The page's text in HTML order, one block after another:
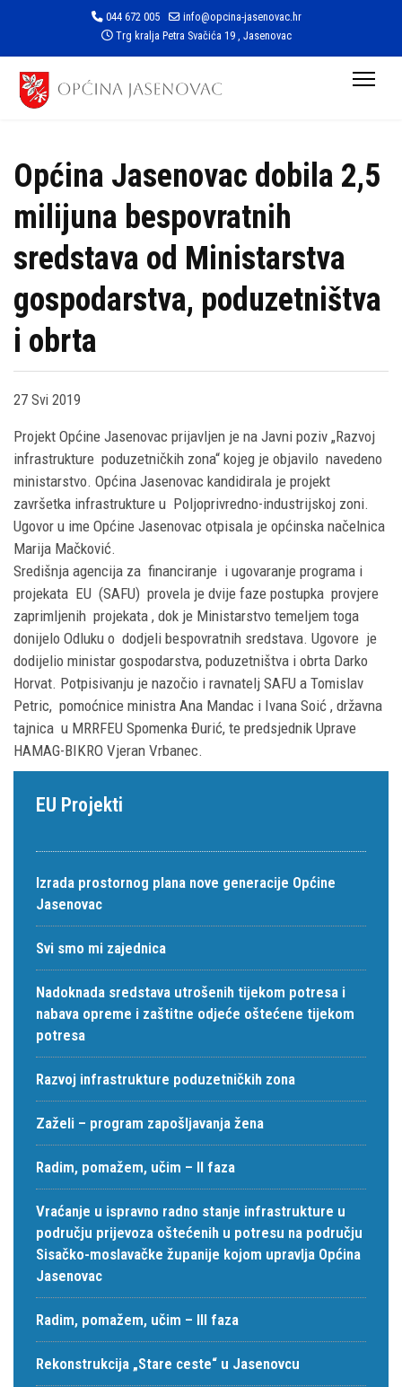
044 672 005
info@opcina-jasenovac.hr
Trg kralja Petra Svačića 19 , Jasenovac
Općina Jasenovac dobila 2,5
milijuna bespovratnih
sredstava od Ministarstva
gospodarstva, poduzetništva
i obrta
27 Svi 2019
Projekt Općine Jasenovac prijavljen je na Javni poziv „Razvoj
infrastrukture poduzetničkih zona“ kojeg je objavilo navedeno
ministarstvo. Općina Jasenovac kandidirala je projekt
završetka infrastrukture u Poljoprivredno-industrijskoj zoni.
Ugovor u ime Općine Jasenovac otpisala je općinska načelnica
Marija Mačković.
Središnja agencija za financiranje i ugovaranje programa i
projekata EU (SAFU) provela je dvije faze postupka provjere
zaprimljenih projekata , dok je Ministarstvo temeljem toga
donijelo Odluku o dodjeli bespovratnih sredstava. Ugovore je
dodijelio ministar gospodarstva, poduzetništva i obrta Darko
Horvat. Potpisivanju je nazočio i ravnatelj SAFU a Tomislav
Petric, pomoćnice ministra Ana Mandac i Ivana Soić , državna
tajnica u MRRFEU Spomenka Đurić, te predsjednik Uprave
HAMAG-BIKRO Vjeran Vrbanec.
EU Projekti
Izrada prostornog plana nove generacije Općine
Jasenovac
Svi smo mi zajednica
Nadoknada sredstava utrošenih tijekom potresa i
nabava opreme i zaštitne odjeće oštećene tijekom
potresa
Razvoj infrastrukture poduzetničkih zona
Zaželi – program zapošljavanja žena
Radim, pomažem, učim – II faza
Vraćanje u ispravno radno stanje infrastrukture u
području prijevoza oštećenih u potresu na području
Sisačko-moslavačke županije kojom upravlja Općina
Jasenovac
Radim, pomažem, učim – III faza
Rekonstrukcija „Stare ceste“ u Jasenovcu